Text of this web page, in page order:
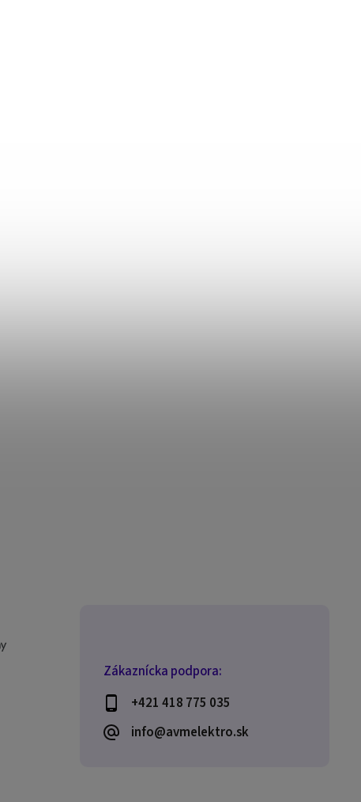
Zákaznícka podpora:
+421 418 775 035
info@avmelektro.sk